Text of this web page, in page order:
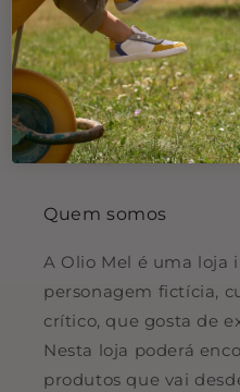
Quem somos
A Olio Mel é uma loja
personagem fictícia,
crítico, que gosta de
Nesta loja poderá
produtos que vai